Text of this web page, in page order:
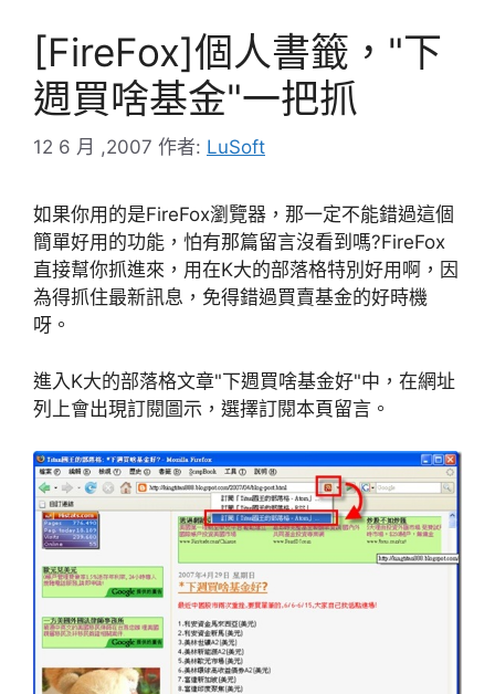
[FireFox]個人書籤，"下
週買啥基金"一把抓
12 6 月 ,2007 作者: LuSoft
如果你用的是FireFox瀏覽器，那一定不能錯過這個
簡單好用的功能，怕有那篇留言沒看到嗎?FireFox
直接幫你抓進來，用在K大的部落格特別好用啊，因
為得抓住最新訊息，免得錯過買賣基金的好時機
呀。
進入K大的部落格文章"下週買啥基金好"中，在網址
列上會出現訂閱圖示，選擇訂閱本頁留言。